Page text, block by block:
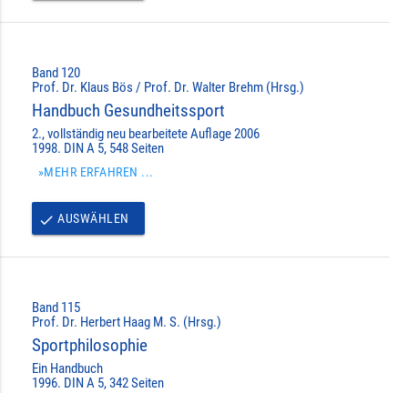
Band 120
Prof. Dr. Klaus Bös / Prof. Dr. Walter Brehm (Hrsg.)
Handbuch Gesundheitssport
2., vollständig neu bearbeitete Auflage 2006
1998. DIN A 5, 548 Seiten
»MEHR ERFAHREN ...
done AUSWÄHLEN
Band 115
Prof. Dr. Herbert Haag M. S. (Hrsg.)
Sportphilosophie
Ein Handbuch
1996. DIN A 5, 342 Seiten